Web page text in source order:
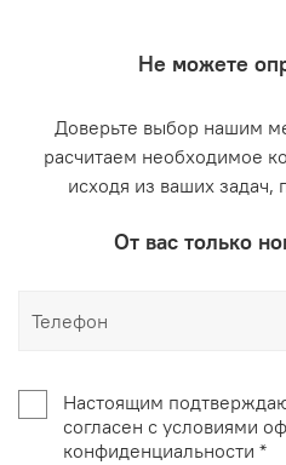
Не можете
Доверьте выбор нашим
расчитаем необходимое
исходя из ваших
От вас только
Настоящим
согласен с условиями
конфиденциальности *